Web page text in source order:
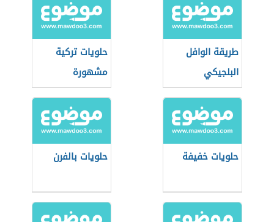
طريقة الوافل
البلجيكي
حلويات تركية
مشهورة
حلويات خفيفة حلويات بالفرن